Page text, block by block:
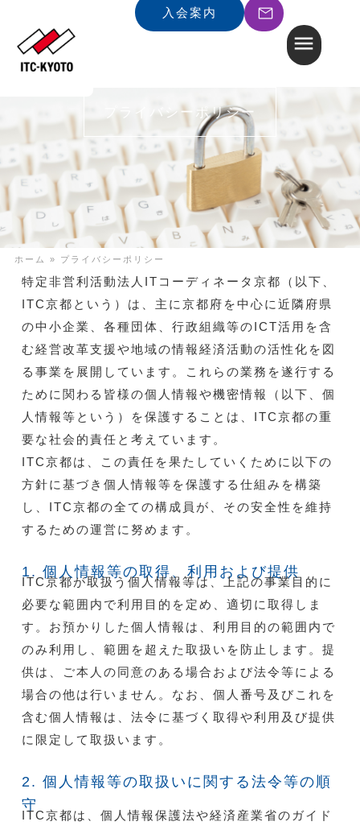
入会案内
プライバシーポリシー
ホーム » プライバシーポリシー
特定非営利活動法人ITコーディネータ京都（以下、
ITC京都という）は、主に京都府を中心に近隣府県
の中小企業、各種団体、行政組織等のICT活用を含
む経営改革支援や地域の情報経済活動の活性化を図
る事業を展開しています。これらの業務を遂行する
ために関わる皆様の個人情報や機密情報（以下、個
人情報等という）を保護することは、ITC京都の重
要な社会的責任と考えています。
ITC京都は、この責任を果たしていくために以下の
方針に基づき個人情報等を保護する仕組みを構築
し、ITC京都の全ての構成員が、その安全性を維持
するための運営に努めます。
1. 個人情報等の取得、利用および提供
ITC京都が取扱う個人情報等は、上記の事業目的に
必要な範囲内で利用目的を定め、適切に取得しま
す。お預かりした個人情報は、利用目的の範囲内で
のみ利用し、範囲を超えた取扱いを防止します。提
供は、ご本人の同意のある場合および法令等による
場合の他は行いません。なお、個人番号及びこれを
含む個人情報は、法令に基づく取得や利用及び提供
に限定して取扱います。
2. 個人情報等の取扱いに関する法令等の順
守
ITC京都は、個人情報保護法や経済産業省のガイド